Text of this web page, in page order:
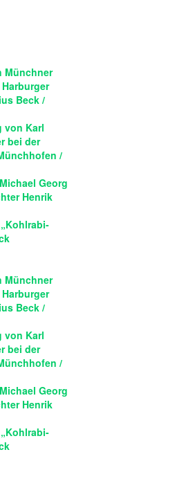
Münchner
Beck /
von Karl
bei der
/
Georg
Henrik
Münchner
Beck /
von Karl
bei der
/
Georg
Henrik